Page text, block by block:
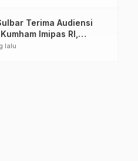
Terima Audiensi
Imipas RI,
Kesehatan bagi
lalu